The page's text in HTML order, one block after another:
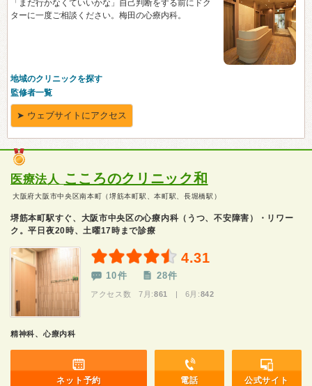
医療法人 こころのクリニック和
大阪府大阪市中央区南本町（堺筋本町駅、本町駅、長堀橋駅）
堺筋本町駅すぐ、大阪市中央区の心療内科（うつ、不安障害）・リワー
ク。平日夜20時、土曜17時まで診療
4.31
10件 28件
アクセス数 7月:861 | 6月:842
精神科、心療内科
ネット予約 電話 公式サイト